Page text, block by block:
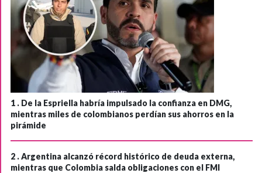
1 . De la Espriella habría impulsado la confianza en DMG,
mientras miles de colombianos perdían sus ahorros en la
pirámide
2 .Argentina alcanzó récord histórico de deuda externa,
mientras que Colombia salda obligaciones con el FMI